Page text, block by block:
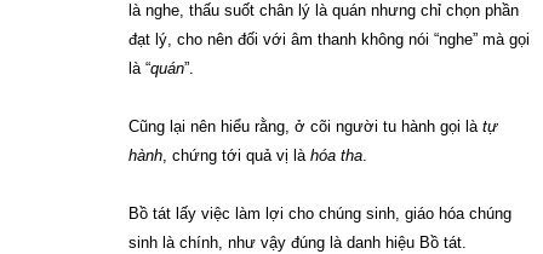
là nghe, thấu suốt chân lý là quán nhưng chỉ chọn phần
đạt lý, cho nên đối với âm thanh không nói “nghe” mà gọi
là “quán”.
Cũng lại nên hiểu rằng, ở cõi người tu hành gọi là tự
hành, chứng tới quả vị là hóa tha.
Bồ tát lấy việc làm lợi cho chúng sinh, giáo hóa chúng
sinh là chính, như vậy đúng là danh hiệu Bồ tát.